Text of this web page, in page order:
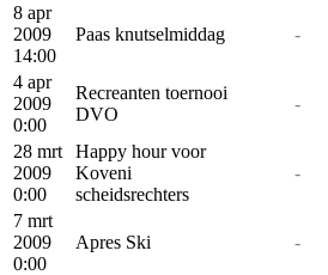
8 apr
2009
14:00
Paas knutselmiddag -
4 apr
2009
0:00
Recreanten toernooi
DVO
-
28 mrt
2009
0:00
Happy hour voor
Koveni
scheidsrechters
-
7 mrt
2009
0:00
Apres Ski -